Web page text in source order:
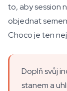
to, aby session
objednat
Choco je ten
Doplň svůj
stanem a